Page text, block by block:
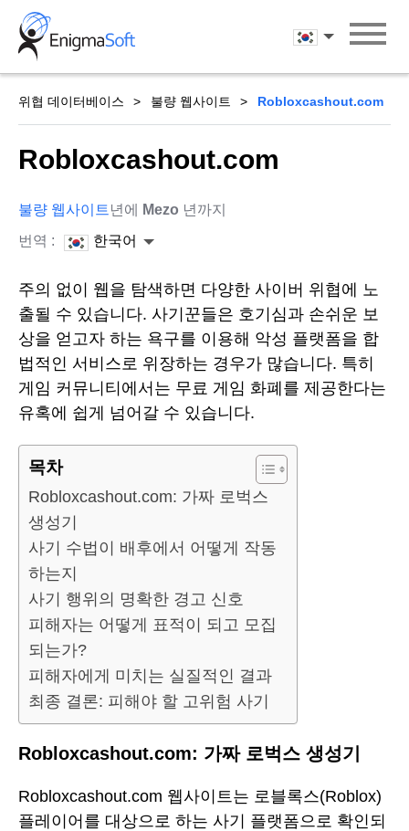
Skip
content
한국어
위협 데이터베이스 불량 웹사이트 Robloxcashout.com
Robloxcashout.com
불량 웹사이트 년에 Mezo 년까지
번역 :
한국어
주의 없이 웹을 탐색하면 다양한 사이버 위협에 노
출될 수 있습니다. 사기꾼들은 호기심과 손쉬운 보
상을 얻고자 하는 욕구를 이용해 악성 플랫폼을 합
법적인 서비스로 위장하는 경우가 많습니다. 특히
게임 커뮤니티에서는 무료 게임 화폐를 제공한다는
유혹에 쉽게 넘어갈 수 있습니다.
목차
Robloxcashout.com: 가짜 로벅스
생성기
사기 수법이 배후에서 어떻게 작동
하는지
사기 행위의 명확한 경고 신호
피해자는 어떻게 표적이 되고 모집
되는가?
피해자에게 미치는 실질적인 결과
최종 결론: 피해야 할 고위험 사기
Robloxcashout.com: 가짜 로벅스 생성기
Robloxcashout.com 웹사이트는 로블록스(Roblox)
플레이어를 대상으로 하는 사기 플랫폼으로 확인되